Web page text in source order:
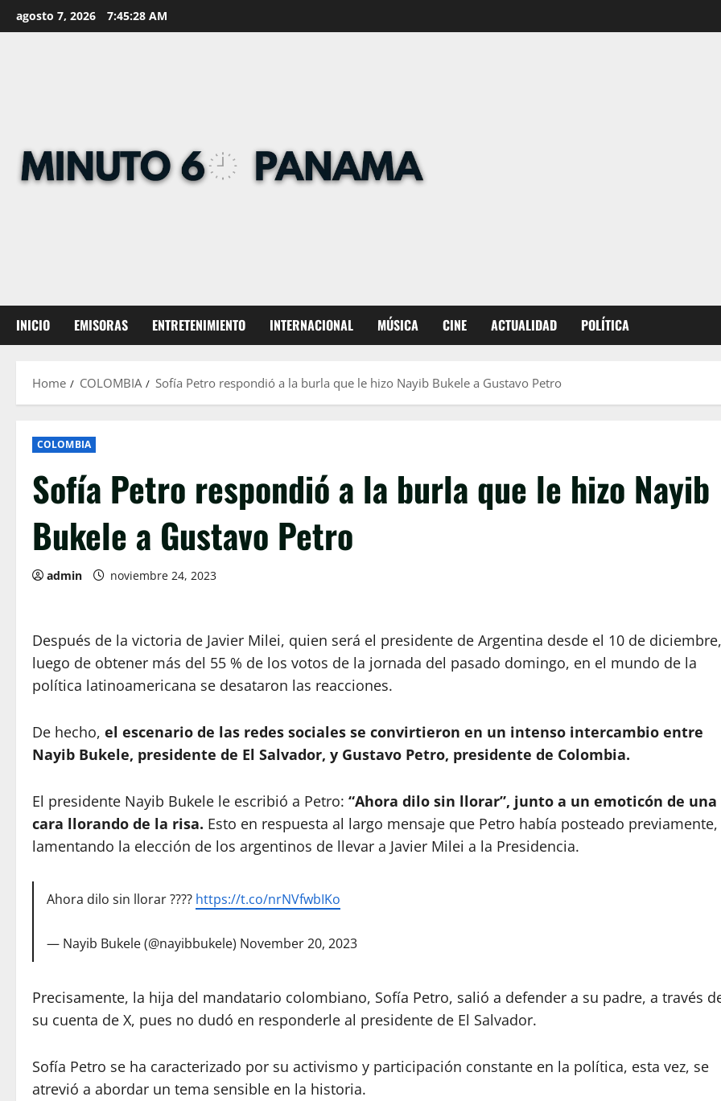
to
agosto 7, 2026 7:45:29 AM
INICIO EMISORAS ENTRETENIMIENTO INTERNACIONAL MÚSICA CINE ACTUALIDAD POLÍTICA
Home COLOMBIA Sofía Petro respondió a la burla que le hizo Nayib Bukele a Gustavo Petro
COLOMBIA
Sofía Petro respondió a la burla que le hizo Nayib
Bukele a Gustavo Petro
admin noviembre 24, 2023
Después de la victoria de Javier Milei, quien será el presidente de Argentina desde el 10 de diciembre,
luego de obtener más del 55 % de los votos de la jornada del pasado domingo, en el mundo de la
política latinoamericana se desataron las reacciones.
De hecho, el escenario de las redes sociales se convirtieron en un intenso intercambio entre
Nayib Bukele, presidente de El Salvador, y Gustavo Petro, presidente de Colombia.
El presidente Nayib Bukele le escribió a Petro: “Ahora dilo sin llorar”, junto a un emoticón de una
cara llorando de la risa. Esto en respuesta al largo mensaje que Petro había posteado previamente,
lamentando la elección de los argentinos de llevar a Javier Milei a la Presidencia.
Ahora dilo sin llorar ???? https://t.co/nrNVfwbIKo
— Nayib Bukele (@nayibbukele) November 20, 2023
Precisamente, la hija del mandatario colombiano, Sofía Petro, salió a defender a su padre, a través
su cuenta de X, pues no dudó en responderle al presidente de El Salvador.
Sofía Petro se ha caracterizado por su activismo y participación constante en la política, esta vez, se
atrevió a abordar un tema sensible en la historia.